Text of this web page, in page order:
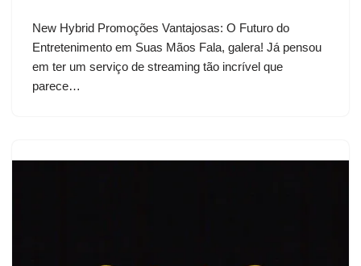
New Hybrid Promoções Vantajosas: O Futuro do
Entretenimento em Suas Mãos Fala, galera! Já pensou
em ter um serviço de streaming tão incrível que
parece…